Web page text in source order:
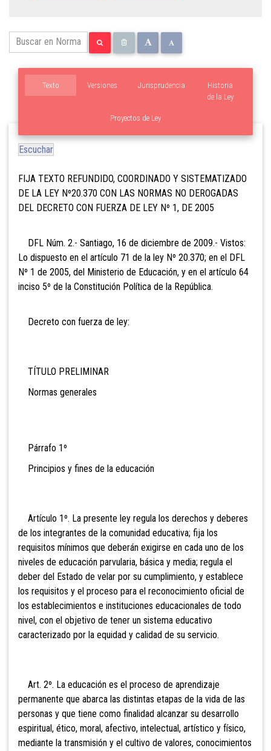
Texto Versiones
Proyectos de Ley
Historia
de la Ley
Jurisprudencia
Escuchar
FIJA TEXTO REFUNDIDO, COORDINADO Y SISTEMATIZADO
DE LA LEY Nº20.370 CON LAS NORMAS NO DEROGADAS
DEL DECRETO CON FUERZA DE LEY Nº 1, DE 2005
DFL Núm. 2.- Santiago, 16 de diciembre de 2009.- Vistos:
Lo dispuesto en el artículo 71 de la ley Nº 20.370; en el DFL
Nº 1 de 2005, del Ministerio de Educación, y en el artículo 64
inciso 5º de la Constitución Política de la República.
Decreto con fuerza de ley:
TÍTULO PRELIMINAR
Normas generales
Párrafo 1º
Principios y fines de la educación
Artículo 1º. La presente ley regula los derechos y deberes
de los integrantes de la comunidad educativa; fija los
requisitos mínimos que deberán exigirse en cada uno de los
niveles de educación parvularia, básica y media; regula el
deber del Estado de velar por su cumplimiento, y establece
los requisitos y el proceso para el reconocimiento oficial de
los establecimientos e instituciones educacionales de todo
nivel, con el objetivo de tener un sistema educativo
caracterizado por la equidad y calidad de su servicio.
Art. 2º. La educación es el proceso de aprendizaje
permanente que abarca las distintas etapas de la vida de las
personas y que tiene como finalidad alcanzar su desarrollo
espiritual, ético, moral, afectivo, intelectual, artístico y físico,
mediante la transmisión y el cultivo de valores, conocimientos